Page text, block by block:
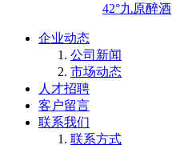
42°九原醉酒
企业动态
公司新闻
市场动态
人才招聘
客户留言
联系我们
联系方式